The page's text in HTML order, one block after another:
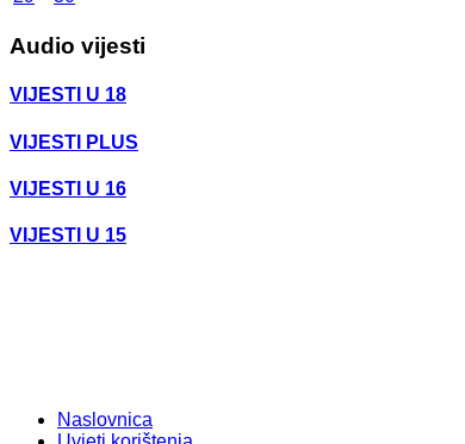
Audio vijesti
VIJESTI U 18
VIJESTI PLUS
VIJESTI U 16
VIJESTI U 15
Naslovnica